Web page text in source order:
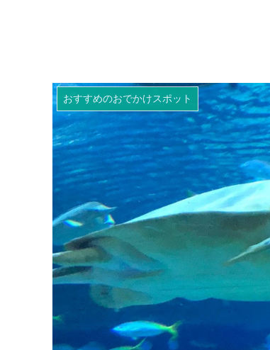
おすすめのおでかけスポット